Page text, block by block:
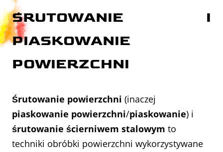
ŚRUTOWANIE I
PIASKOWANIE
POWIERZCHNI
Śrutowanie powierzchni (inaczej
piaskowanie powierzchni/piaskowanie) i
śrutowanie ścierniwem stalowym to
techniki obróbki powierzchni wykorzystywane